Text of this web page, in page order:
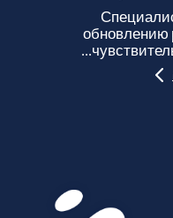
обновлению